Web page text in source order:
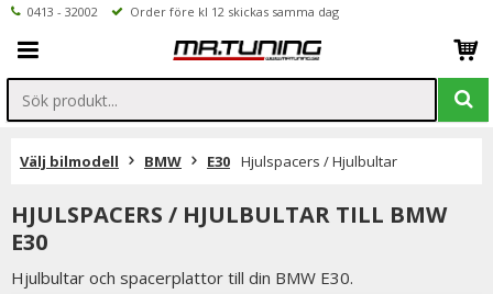
0413 - 32002 Order före kl 12 skickas samma dag
Välj bilmodell BMW E30 Hjulspacers / Hjulbultar
HJULSPACERS / HJULBULTAR TILL BMW
E30
Hjulbultar och spacerplattor till din BMW E30.